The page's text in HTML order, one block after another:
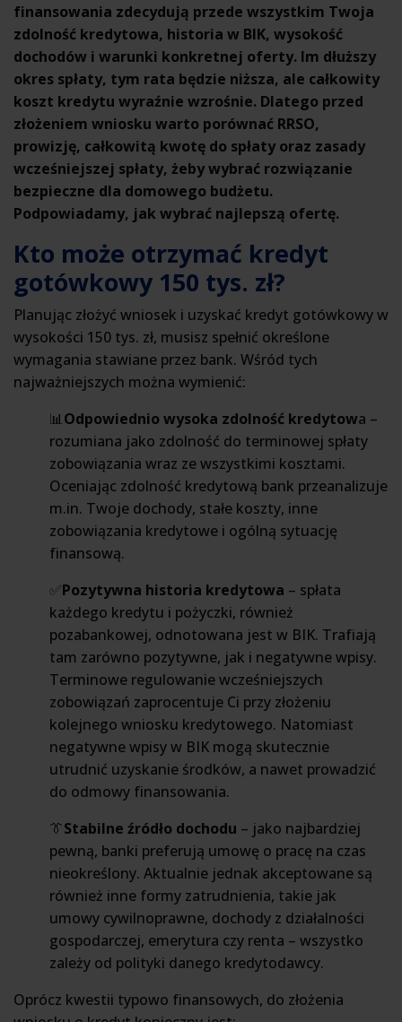
finansowania zdecydują przede wszystkim Twoja
zdolność kredytowa, historia w BIK, wysokość
dochodów i warunki konkretnej oferty. Im dłuższy
okres spłaty, tym rata będzie niższa, ale całkowity
koszt kredytu wyraźnie wzrośnie. Dlatego przed
złożeniem wniosku warto porównać RRSO,
prowizję, całkowitą kwotę do spłaty oraz zasady
wcześniejszej spłaty, żeby wybrać rozwiązanie
bezpieczne dla domowego budżetu.
Podpowiadamy, jak wybrać najlepszą ofertę.
Kto może otrzymać kredyt
gotówkowy 150 tys. zł?
Planując złożyć wniosek i uzyskać kredyt gotówkowy w
wysokości 150 tys. zł, musisz spełnić określone
wymagania stawiane przez bank. Wśród tych
najważniejszych można wymienić:
📊Odpowiednio wysoka zdolność kredytowa –
rozumiana jako zdolność do terminowej spłaty
zobowiązania wraz ze wszystkimi kosztami.
Oceniając zdolność kredytową bank przeanalizuje
m.in. Twoje dochody, stałe koszty, inne
zobowiązania kredytowe i ogólną sytuację
finansową.
✅Pozytywna historia kredytowa – spłata
każdego kredytu i pożyczki, również
pozabankowej, odnotowana jest w BIK. Trafiają
tam zarówno pozytywne, jak i negatywne wpisy.
Terminowe regulowanie wcześniejszych
zobowiązań zaprocentuje Ci przy złożeniu
kolejnego wniosku kredytowego. Natomiast
negatywne wpisy w BIK mogą skutecznie
utrudnić uzyskanie środków, a nawet prowadzić
do odmowy finansowania.
👔Stabilne źródło dochodu – ️jako najbardziej
pewną, banki preferują umowę o pracę na czas
nieokreślony. Aktualnie jednak akceptowane są
również inne formy zatrudnienia, takie jak
umowy cywilnoprawne, dochody z działalności
gospodarczej, emerytura czy renta – wszystko
zależy od polityki danego kredytodawcy.
Oprócz kwestii typowo finansowych, do złożenia